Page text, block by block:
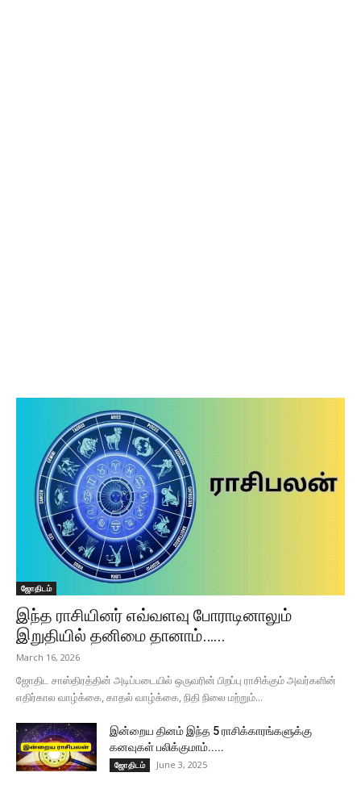
ஜோதிடம்
இந்த ராசியினர் எவ்வளவு போராடினாலும்
இறுதியில் தனிமை தானாம்…...
March 16, 2026
ஜோதிட சாஸ்திரத்தின் அடிப்படையில் ஒருவரின் பிறப்பு ராசிக்கும் அவர்களின்
எதிர்கால வாழ்க்கை, காதல் வாழ்க்கை, நிதி நிலை மற்றும்...
இன்றைய தினம் இந்த 5 ராசிக்காரங்களுக்கு
கனவுகள் பலிக்குமாம்.....
ஜோதிடம் June 3, 2025